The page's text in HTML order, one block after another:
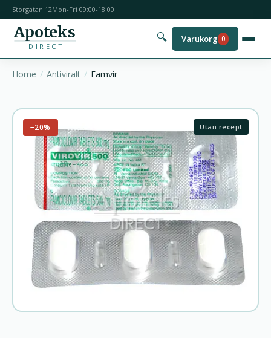
Storgatan 12Mon-Fri 09:00-18:00
Apoteks
DIRECT
🔍 Varukorg 0
Home Antiviralt Famvir
−20% Utan recept